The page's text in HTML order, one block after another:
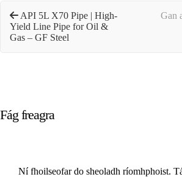
API 5L X70 Pipe | High-
Yield Line Pipe for Oil &
Gas – GF Steel
Gan
Fág freagra
Ní fhoilseofar do sheoladh ríomhphoist.